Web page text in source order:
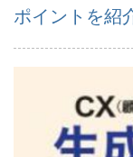
ポイントを紹